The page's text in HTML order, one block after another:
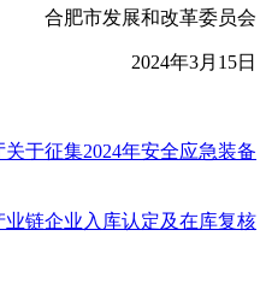
合肥市发展和改革委员会
2024年3月15日
于征集2024年安全应急装备
链企业入库认定及在库复核